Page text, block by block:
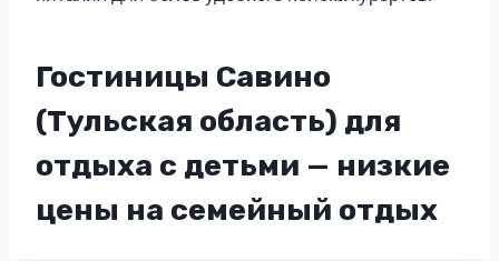
Гостиницы Савино
(Тульская область) для
отдыха с детьми — низкие
цены на семейный отдых